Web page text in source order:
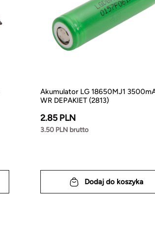
Akumulator LG 18650MJ1
WR DEPAKIET (2813)
2.85 PLN
3.50 PLN brutto
Dodaj do koszyka